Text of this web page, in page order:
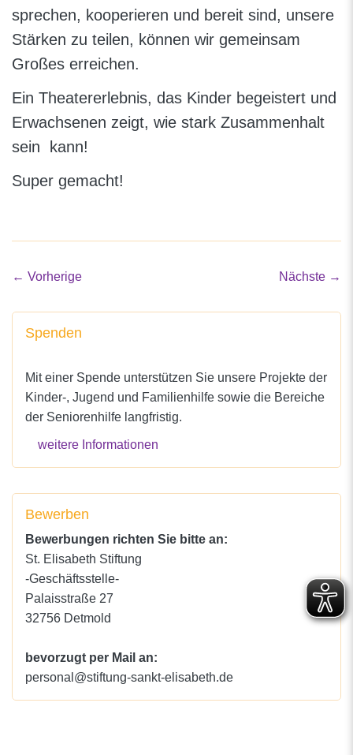
sprechen, kooperieren und bereit sind, unsere
Stärken zu teilen, können wir gemeinsam
Großes erreichen.
Ein Theatererlebnis, das Kinder begeistert und
Erwachsenen zeigt, wie stark Zusammenhalt
sein kann!
Super gemacht!
← Vorherige Nächste →
Spenden
Mit einer Spende unterstützen Sie unsere Projekte der
Kinder-, Jugend und Familienhilfe sowie die Bereiche
der Seniorenhilfe langfristig.
weitere Informationen
Bewerben
Bewerbungen richten Sie bitte an:
St. Elisabeth Stiftung
-Geschäftsstelle-
Palaisstraße 27
32756 Detmold
bevorzugt per Mail an:
personal@stiftung-sankt-elisabeth.de